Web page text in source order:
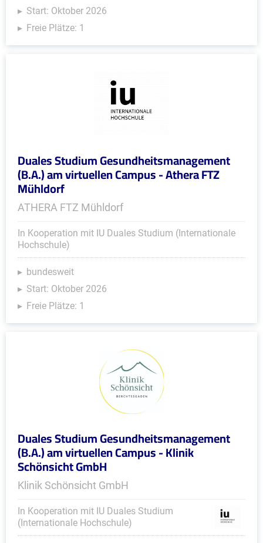
Start: Oktober 2026
Freie Plätze: 1
Duales Studium Gesundheitsmanagement
(B.A.) am virtuellen Campus - Athera FTZ
Mühldorf
ATHERA FTZ Mühldorf
In Kooperation mit IU Duales Studium (Internationale
Hochschule)
bundesweit
Start: Oktober 2026
Freie Plätze: 1
Duales Studium Gesundheitsmanagement
(B.A.) am virtuellen Campus - Klinik
Schönsicht GmbH
Klinik Schönsicht GmbH
In Kooperation mit IU Duales Studium
(Internationale Hochschule)